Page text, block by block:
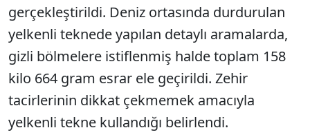
gerçekleştirildi. Deniz ortasında durdurulan
yelkenli teknede yapılan detaylı aramalarda,
gizli bölmelere istiflenmiş halde toplam 158
kilo 664 gram esrar ele geçirildi. Zehir
tacirlerinin dikkat çekmemek amacıyla
yelkenli tekne kullandığı belirlendi.